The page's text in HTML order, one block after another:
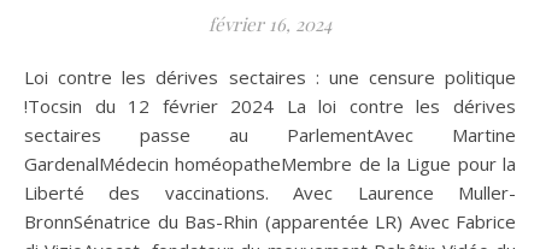
février 16, 2024
Loi contre les dérives sectaires : une censure politique
!Tocsin du 12 février 2024 La loi contre les dérives
sectaires passe au ParlementAvec Martine
GardenalMédecin homéopatheMembre de la Ligue pour la
Liberté des vaccinations. Avec Laurence Muller-
BronnSénatrice du Bas-Rhin (apparentée LR) Avec Fabrice